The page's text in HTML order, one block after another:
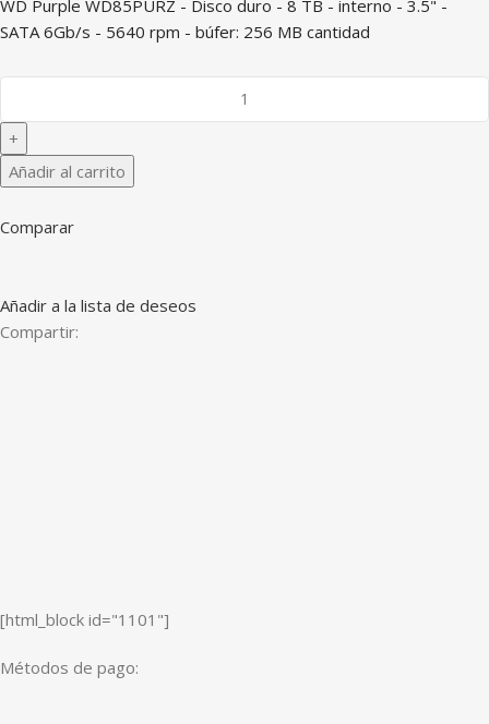
WD Purple WD85PURZ - Disco duro - 8 TB - interno - 3.5" -
SATA 6Gb/s - 5640 rpm - búfer: 256 MB cantidad
Añadir al carrito
Comparar
Añadir a la lista de deseos
Compartir:
[html_block id="1101"]
Métodos de pago: